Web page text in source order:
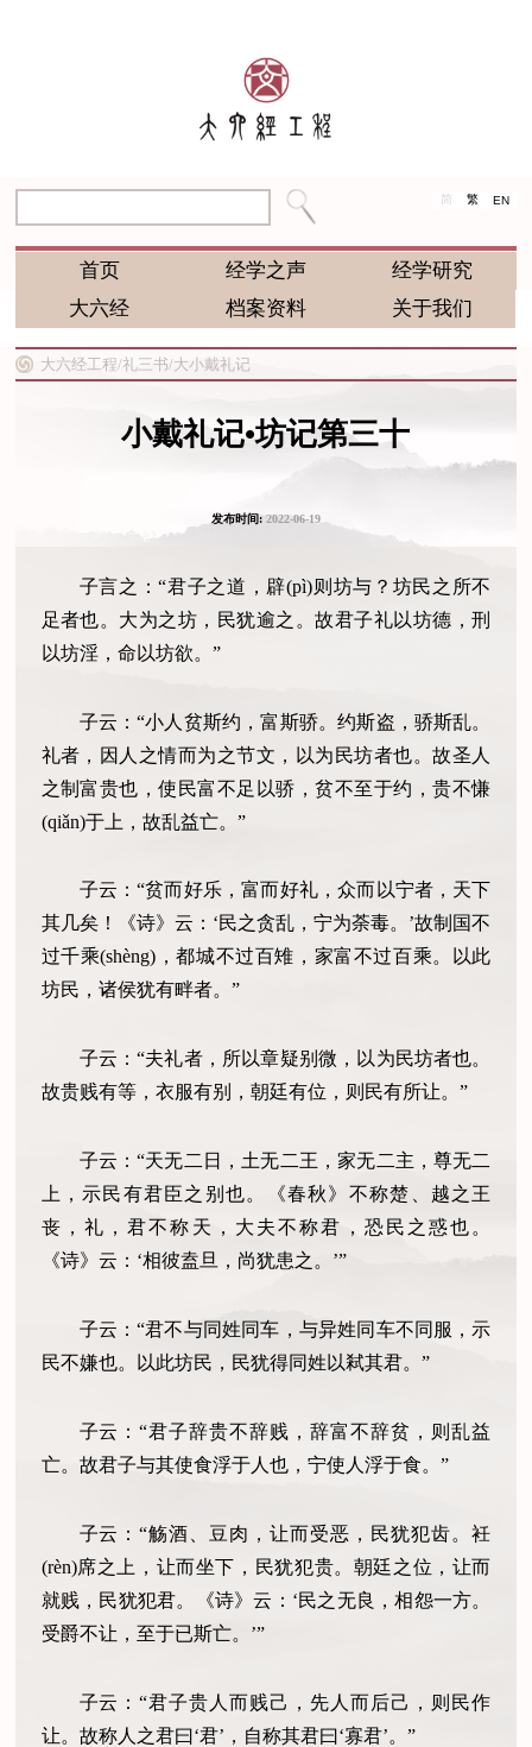
简 繁 EN
首页 经学之声
经学研究
大六经
档案资料 关于我们
大六经工程/礼三书/大小戴礼记
小戴礼记•坊记第三十
发布时间:2022-06-19
子言之：“君子之道，辟(pì)则坊与？坊民之所不
足者也。大为之坊，民犹逾之。故君子礼以坊德，刑
以坊淫，命以坊欲。”
子云：“小人贫斯约，富斯骄。约斯盗，骄斯乱。
礼者，因人之情而为之节文，以为民坊者也。故圣人
之制富贵也，使民富不足以骄，贫不至于约，贵不慊
(qiǎn)于上，故乱益亡。”
子云：“贫而好乐，富而好礼，众而以宁者，天下
其几矣！《诗》云：‘民之贪乱，宁为荼毒。’故制国不
过千乘(shèng)，都城不过百雉，家富不过百乘。以此
坊民，诸侯犹有畔者。”
子云：“夫礼者，所以章疑别微，以为民坊者也。
故贵贱有等，衣服有别，朝廷有位，则民有所让。”
子云：“天无二日，土无二王，家无二主，尊无二
上，示民有君臣之别也。《春秋》不称楚、越之王
丧，礼，君不称天，大夫不称君，恐民之惑也。
《诗》云：‘相彼盍旦，尚犹患之。’”
子云：“君不与同姓同车，与异姓同车不同服，示
民不嫌也。以此坊民，民犹得同姓以弒其君。”
子云：“君子辞贵不辞贱，辞富不辞贫，则乱益
亡。故君子与其使食浮于人也，宁使人浮于食。”
子云：“觞酒、豆肉，让而受恶，民犹犯齿。衽
(rèn)席之上，让而坐下，民犹犯贵。朝廷之位，让而
就贱，民犹犯君。《诗》云：‘民之无良，相怨一方。
受爵不让，至于已斯亡。’”
子云：“君子贵人而贱己，先人而后己，则民作
让。故称人之君曰‘君’，自称其君曰‘寡君’。”